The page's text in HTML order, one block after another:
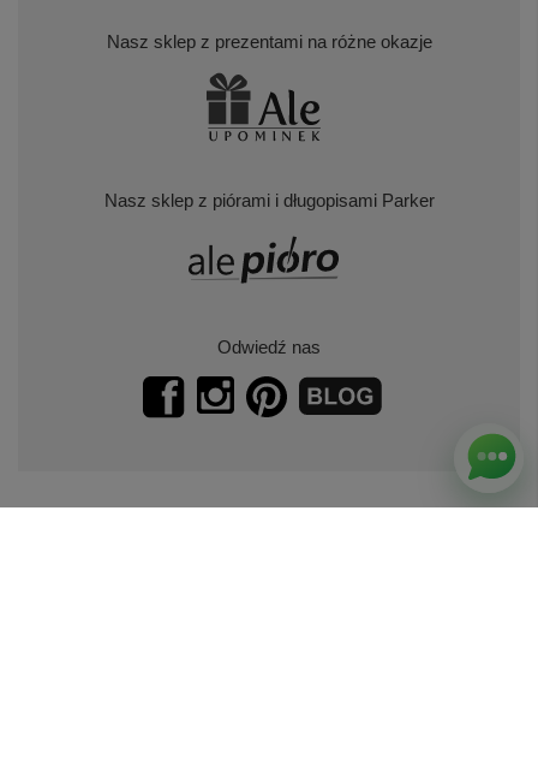
Nasz sklep z prezentami na różne okazje
Nasz sklep z piórami i długopisami Parker
Odwiedź nas